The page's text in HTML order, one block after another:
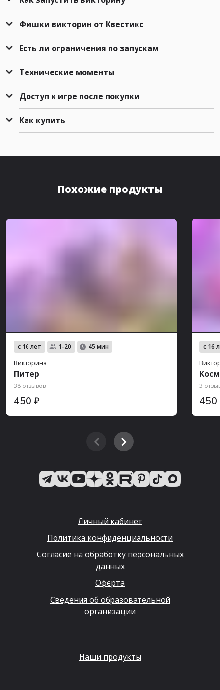
Фишки викторин от Квестикс
Есть ли ограничения по запускам
Технические моменты
Доступ к игре после покупки
Как купить
Похожие продукты
с 16 лет 1-20 45 мин
Викторина
Питер
38 отзывов
450 ₽
с 16
3
450
Личный кабинет
Политика конфиденциальности
Согласие на обработку персональных
данных
Оферта
Сведения об образовательной
организации
Наши продукты